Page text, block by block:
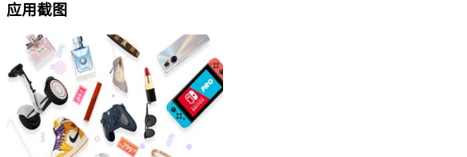
应用截图